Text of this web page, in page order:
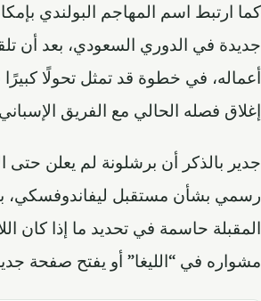
كما ارتبط اسم المهاجم البولندي
جديدة في الدوري السعودي، بعد أن
أعماله، في خطوة قد تمثل تحولًا
إغلاق فصله الحالي مع الفريق
جدير بالذكر أن برشلونة لم يعلن
رسمي بشأن مستقبل ليفاندوفسكي،
المقبلة حاسمة في تحديد ما إذا كان
مشواره في “الليغا” أو يفتح صفحة